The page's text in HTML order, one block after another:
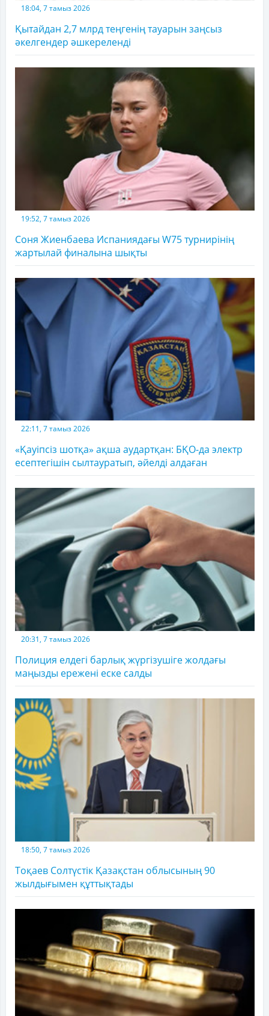
18:04, 7 тамыз 2026
Қытайдан 2,7 млрд теңгенің тауарын заңсыз
әкелгендер әшкереленді
19:52, 7 тамыз 2026
Соня Жиенбаева Испаниядағы W75 турнирінің
жартылай финалына шықты
22:11, 7 тамыз 2026
«Қауіпсіз шотқа» ақша аудартқан: БҚО-да электр
есептегішін сылтауратып, әйелді алдаған
20:31, 7 тамыз 2026
Полиция елдегі барлық жүргізушіге жолдағы
маңызды ережені еске салды
18:50, 7 тамыз 2026
Тоқаев Солтүстік Қазақстан облысының 90
жылдығымен құттықтады